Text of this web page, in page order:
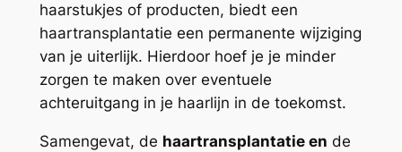
haarstukjes of producten, biedt een
haartransplantatie een permanente wijziging
van je uiterlijk. Hierdoor hoef je je minder
zorgen te maken over eventuele
achteruitgang in je haarlijn in de toekomst.
Samengevat, de haartransplantatie en de